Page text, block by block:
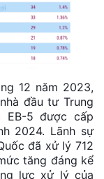
12 năm 2023,
đầu tư Trung
EB-5 được cấp
2024. Lãnh sự
đã xử lý 712
tăng đáng kể
lực xử lý của